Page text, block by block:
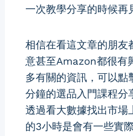
一次教學分享的時候再
相信在看這文章的朋友
意甚至Amazon都很有
多有關的資訊，可以點
分鐘的選品入門課程分
透過看大數據找出市場
的3小時是會有一些實